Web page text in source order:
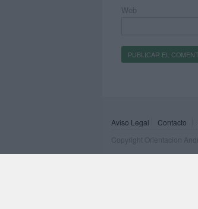
Web
Aviso Legal Contacto